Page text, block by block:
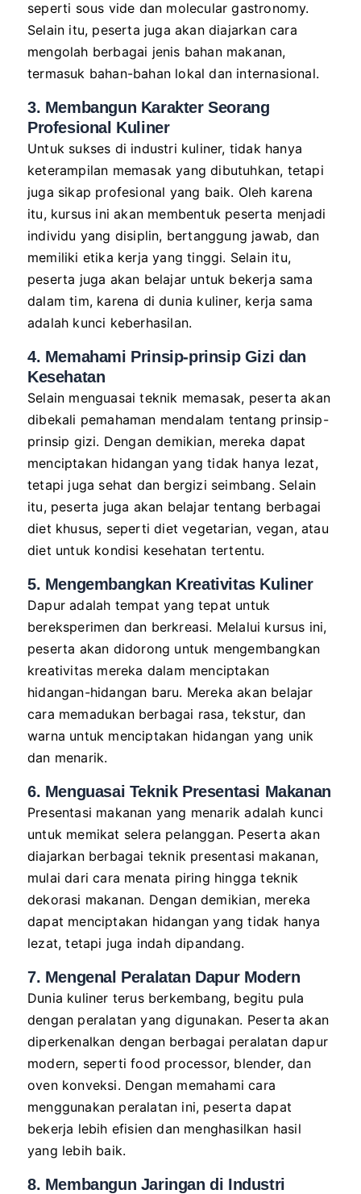
seperti sous vide dan molecular gastronomy.
Selain itu, peserta juga akan diajarkan cara
mengolah berbagai jenis bahan makanan,
termasuk bahan-bahan lokal dan internasional.
3. Membangun Karakter Seorang
Profesional Kuliner
Untuk sukses di industri kuliner, tidak hanya
keterampilan memasak yang dibutuhkan, tetapi
juga sikap profesional yang baik. Oleh karena
itu, kursus ini akan membentuk peserta menjadi
individu yang disiplin, bertanggung jawab, dan
memiliki etika kerja yang tinggi. Selain itu,
peserta juga akan belajar untuk bekerja sama
dalam tim, karena di dunia kuliner, kerja sama
adalah kunci keberhasilan.
4. Memahami Prinsip-prinsip Gizi dan
Kesehatan
Selain menguasai teknik memasak, peserta akan
dibekali pemahaman mendalam tentang prinsip-
prinsip gizi. Dengan demikian, mereka dapat
menciptakan hidangan yang tidak hanya lezat,
tetapi juga sehat dan bergizi seimbang. Selain
itu, peserta juga akan belajar tentang berbagai
diet khusus, seperti diet vegetarian, vegan, atau
diet untuk kondisi kesehatan tertentu.
5. Mengembangkan Kreativitas Kuliner
Dapur adalah tempat yang tepat untuk
bereksperimen dan berkreasi. Melalui kursus ini,
peserta akan didorong untuk mengembangkan
kreativitas mereka dalam menciptakan
hidangan-hidangan baru. Mereka akan belajar
cara memadukan berbagai rasa, tekstur, dan
warna untuk menciptakan hidangan yang unik
dan menarik.
6. Menguasai Teknik Presentasi Makanan
Presentasi makanan yang menarik adalah kunci
untuk memikat selera pelanggan. Peserta akan
diajarkan berbagai teknik presentasi makanan,
mulai dari cara menata piring hingga teknik
dekorasi makanan. Dengan demikian, mereka
dapat menciptakan hidangan yang tidak hanya
lezat, tetapi juga indah dipandang.
7. Mengenal Peralatan Dapur Modern
Dunia kuliner terus berkembang, begitu pula
dengan peralatan yang digunakan. Peserta akan
diperkenalkan dengan berbagai peralatan dapur
modern, seperti food processor, blender, dan
oven konveksi. Dengan memahami cara
menggunakan peralatan ini, peserta dapat
bekerja lebih efisien dan menghasilkan hasil
yang lebih baik.
8. Membangun Jaringan di Industri